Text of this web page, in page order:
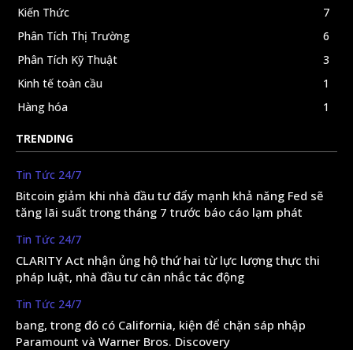
Kiến Thức
7
Phân Tích Thị Trường
6
Phân Tích Kỹ Thuật
3
Kinh tế toàn cầu
1
Hàng hóa
1
TRENDING
Tin Tức 24/7
Bitcoin giảm khi nhà đầu tư đẩy mạnh khả năng Fed sẽ
tăng lãi suất trong tháng 7 trước báo cáo lạm phát
Tin Tức 24/7
CLARITY Act nhận ủng hộ thứ hai từ lực lượng thực thi
pháp luật, nhà đầu tư cân nhắc tác động
Tin Tức 24/7
bang, trong đó có California, kiện để chặn sáp nhập
Paramount và Warner Bros. Discovery